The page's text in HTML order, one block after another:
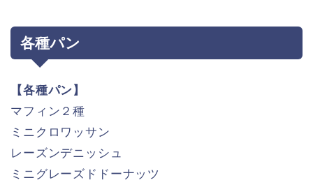
各種パン
【各種パン】
マフィン２種
ミニクロワッサン
レーズンデニッシュ
ミニグレーズドドーナッツ